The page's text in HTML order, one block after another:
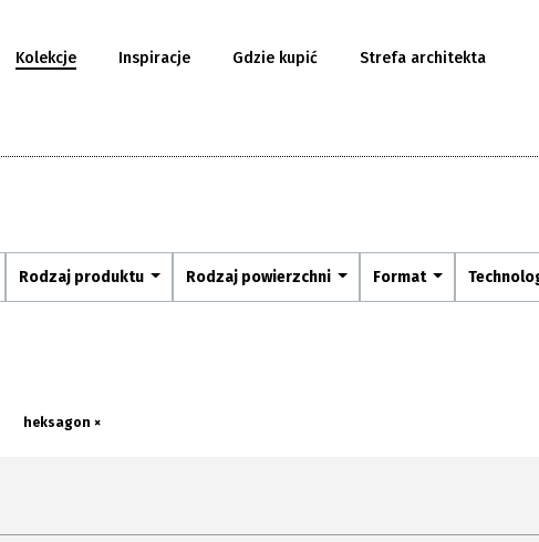
Kolekcje Inspiracje Gdzie kupić Strefa architekta
Rodzaj produktu Rodzaj powierzchni Format
heksagon ×